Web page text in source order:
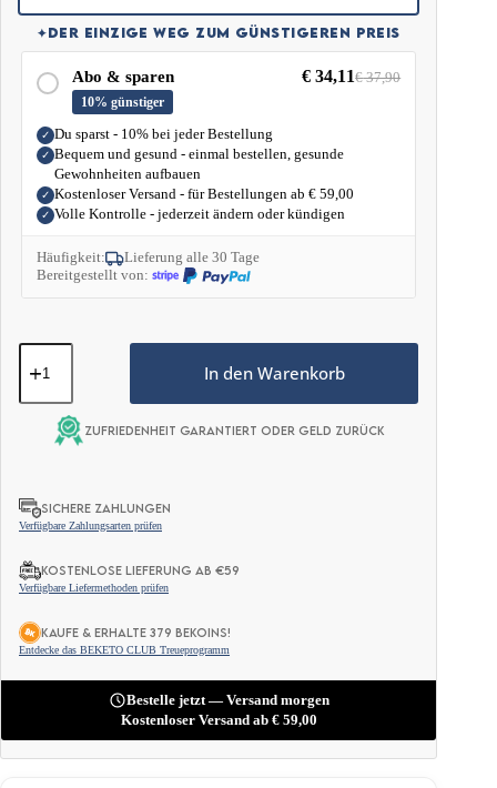
✦DER EINZIGE WEG ZUM GÜNSTIGEREN PREIS
Abo & sparen € 34,11€37,90
10% günstiger
✓ Du sparst - 10% bei jeder Bestellung
✓ Bequem und gesund - einmal bestellen, gesunde
Gewohnheiten aufbauen
✓ Kostenloser Versand - für Bestellungen ab € 59,00
✓ Volle Kontrolle - jederzeit ändern oder kündigen
Häufigkeit:
Lieferung alle 30 Tage
Bereitgestellt von:
Reines
Rinderkollagen
Geschmacksneutral
Menge
In den Warenkorb
Zufriedenheit garantiert oder Geld zurück
SICHERE ZAHLUNGEN
Verfügbare Zahlungsarten prüfen
KOSTENLOSE LIEFERUNG AB €59
Verfügbare Liefermethoden prüfen
KAUFE & ERHALTE 379 BEKOINS!
Entdecke das BEKETO CLUB Treueprogramm
Bestelle jetzt — Versand morgen
Kostenloser Versand ab €59,00